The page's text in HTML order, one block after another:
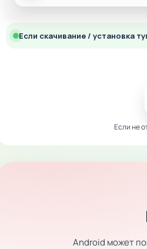
Если скачивание / установка
Если не
Android может